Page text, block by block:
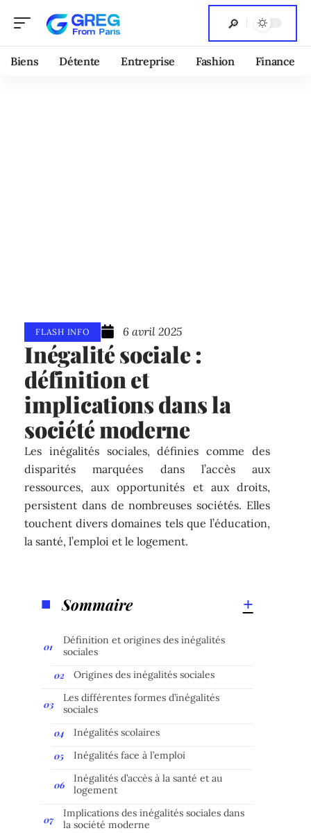
Biens Détente Entreprise Fashion Finance
FLASH INFO 6 avril 2025
Inégalité sociale :
définition et
implications dans la
société moderne
Les inégalités sociales, définies comme des
disparités marquées dans l’accès aux
ressources, aux opportunités et aux droits,
persistent dans de nombreuses sociétés. Elles
touchent divers domaines tels que l’éducation,
la santé, l’emploi et le logement.
Sommaire
Définition et origines des inégalités
sociales
Origines des inégalités sociales
Les différentes formes d’inégalités
sociales
Inégalités scolaires
Inégalités face à l’emploi
Inégalités d’accès à la santé et au
logement
Implications des inégalités sociales dans
la société moderne